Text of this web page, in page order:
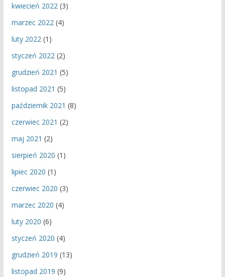
kwiecień 2022 (3)
marzec 2022 (4)
luty 2022 (1)
styczeń 2022 (2)
grudzień 2021 (5)
listopad 2021 (5)
październik 2021 (8)
czerwiec 2021 (2)
maj 2021 (2)
sierpień 2020 (1)
lipiec 2020 (1)
czerwiec 2020 (3)
marzec 2020 (4)
luty 2020 (6)
styczeń 2020 (4)
grudzień 2019 (13)
listopad 2019 (9)